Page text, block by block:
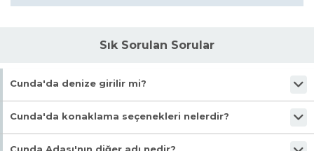
Sık Sorulan Sorular
Cunda'da denize girilir mi?
Cunda merkezde denize girmek pek yaygın olmasa da, adanın
Cunda'da konaklama seçenekleri nelerdir?
Cunda'da genellikle tarihi taş binalardan restore edilmiş butik oteller,